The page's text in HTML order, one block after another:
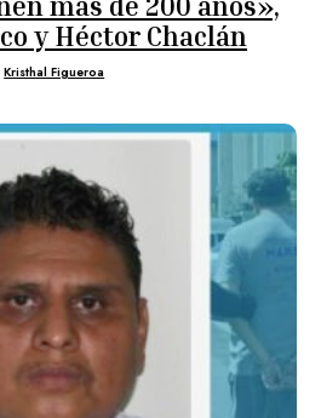
y Héctor Chaclán
Kristhal Figueroa